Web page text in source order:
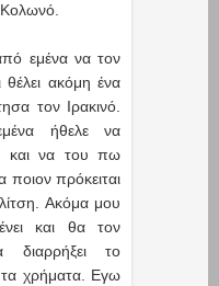
Κολωνό.
εμένα να τον
ακόμη ένα
τον Ιρακινό.
ήθελε να
και να του πω
πρόκειται
Ακόμα μου
και θα τον
διαρρήξει το
τα χρήματα. Εγω